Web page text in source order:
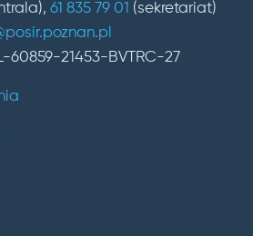
61 835 79 01 (sekretariat)
60859-21453-BVTRC-27
Facebook
serwisie YouTube
w serwisie Instagram